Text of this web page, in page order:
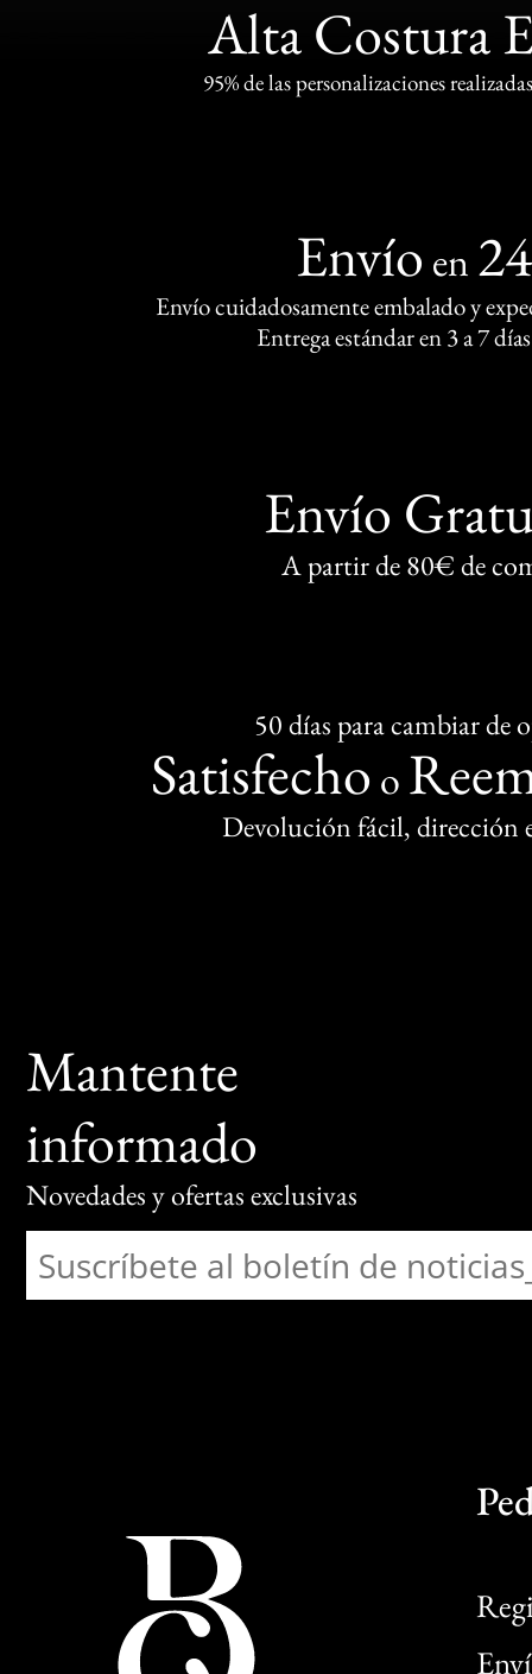
Alta Costura
95% de las personalizaciones
Envío en
Envío cuidadosamente embalado y
Entrega estándar en 3 a 7
Envío
A partir de 80€ de
50 días para cambiar de
Satisfecho o
Devolución fácil, dirección
Mantente
informado
Novedades y ofertas exclusivas